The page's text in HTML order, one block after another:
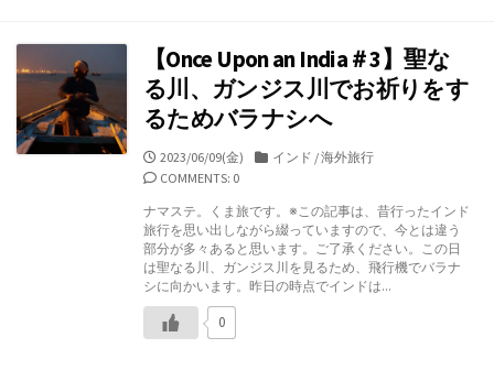
【Once Upon an India＃3】聖な
る川、ガンジス川でお祈りをす
るためバラナシへ
公
開
2023/06/09(金)
カ
リ
ー
インド /海外旅行
COMMENTS: 0
ナマステ。くま旅です。※この記事は、昔行ったインド
旅行を思い出しながら綴っていますので、今とは違う
部分が多々あると思います。ご了承ください。この日
は聖なる川、ガンジス川を見るため、飛行機でバラナ
シに向かいます。昨日の時点でインドは...
0